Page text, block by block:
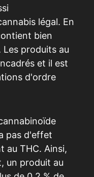
légal. En
bien
Les produits au
et il est
d'ordre
pas d'effet
au THC. Ainsi,
un produit au